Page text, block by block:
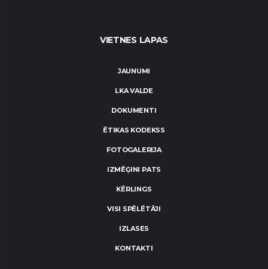
VIETNES LAPAS
JAUNUMI
LKA VALDE
DOKUMENTI
ĒTIKAS KODEKSS
FOTOGALERIJA
IZMĒĢINI PATS
KĒRLINGS
VISI SPĒLĒTĀJI
IZLASES
KONTAKTI